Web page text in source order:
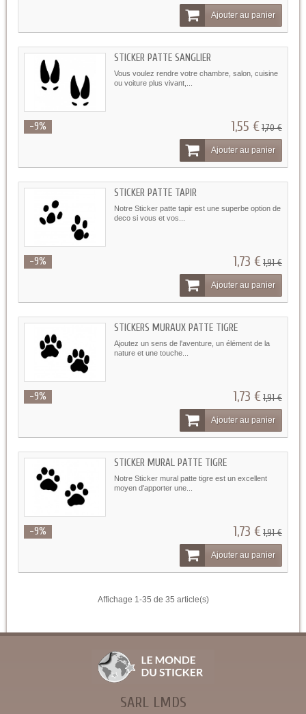
Ajouter au panier
STICKER PATTE SANGLIER
Vous voulez rendre votre chambre, salon, cuisine
ou voiture plus vivant,...
-9% 1,55 €1,70 €
Ajouter au panier
STICKER PATTE TAPIR
Notre Sticker patte tapir est une superbe option de
deco si vous et vos...
-9% 1,73 €1,91 €
Ajouter au panier
STICKERS MURAUX PATTE TIGRE
Ajoutez un sens de l'aventure, un élément de la
nature et une touche...
-9% 1,73 €1,91 €
Ajouter au panier
STICKER MURAL PATTE TIGRE
Notre Sticker mural patte tigre est un excellent
moyen d'apporter une...
-9% 1,73 €1,91 €
Ajouter au panier
Affichage 1-35 de 35 article(s)
SARL LMDS